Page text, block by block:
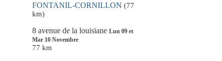
FONTANIL-CORNILLON (77
km)
8 avenue de la louisiane Lun 09 et
Mar 10 Novembre
77 km